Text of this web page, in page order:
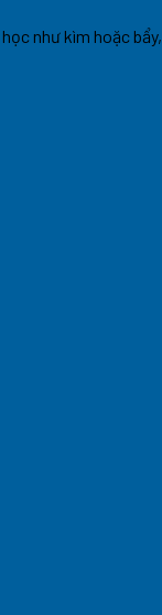
như kìm hoặc bẩy,